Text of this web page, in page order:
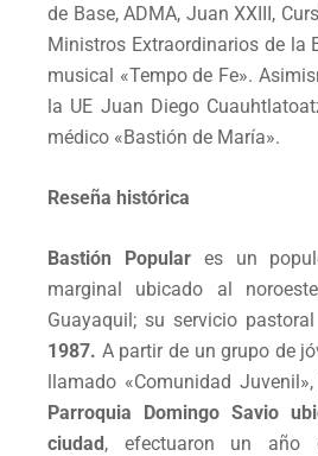
de Base, ADMA, Juan XXIII,
Ministros Extraordinarios de la
musical «Tempo de Fe».
la UE Juan Diego
médico «Bastión de María».
Reseña histórica
Bastión Populares un
marginal ubicado al
Guayaquil; su servicio
1987. A partir de un grupo de
llamado «Comunidad
Parroquia Domingo Savio
ciudad, efectuaron un año